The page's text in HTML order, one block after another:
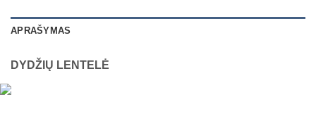
APRAŠYMAS
DYDŽIŲ LENTELĖ